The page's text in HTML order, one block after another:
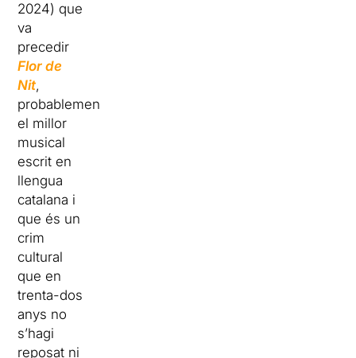
2024) que
va
precedir
Flor de
Nit,
probablement
el millor
musical
escrit en
llengua
catalana i
que és un
crim
cultural
que en
trenta-dos
anys no
s’hagi
reposat ni